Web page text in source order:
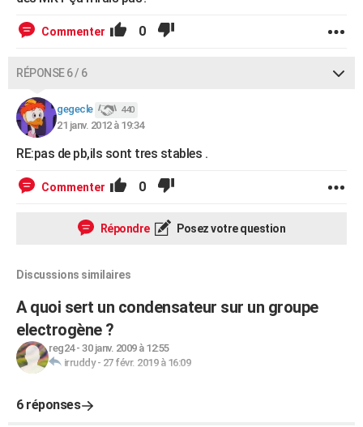
Commenter 0
RÉPONSE 6 / 6
gegecle 440
21 janv. 2012 à 19:34
RE:pas de pb,ils sont tres stables .
Commenter 0
Répondre Posez votre question
Discussions similaires
A quoi sert un condensateur sur un groupe
electrogène ?
reg24- 30 janv. 2009 à 12:55
irruddy- 27 févr. 2019 à 16:09
6 réponses